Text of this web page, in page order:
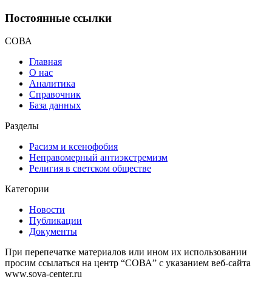
Постоянные ссылки
СОВА
Главная
О нас
Аналитика
Справочник
База данных
Разделы
Расизм и ксенофобия
Неправомерный антиэкстремизм
Религия в светском обществе
Категории
Новости
Публикации
Документы
При перепечатке материалов или ином их использовании
просим ссылаться на центр “СОВА” с указанием веб-сайта
www.sova-center.ru